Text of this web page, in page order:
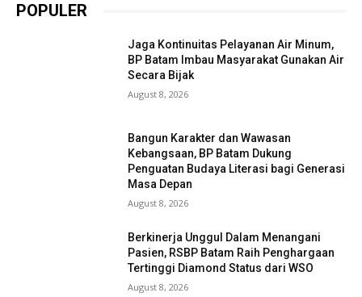
POPULER
Jaga Kontinuitas Pelayanan Air Minum,
BP Batam Imbau Masyarakat Gunakan Air
Secara Bijak
August 8, 2026
Bangun Karakter dan Wawasan
Kebangsaan, BP Batam Dukung
Penguatan Budaya Literasi bagi Generasi
Masa Depan
August 8, 2026
Berkinerja Unggul Dalam Menangani
Pasien, RSBP Batam Raih Penghargaan
Tertinggi Diamond Status dari WSO
August 8, 2026